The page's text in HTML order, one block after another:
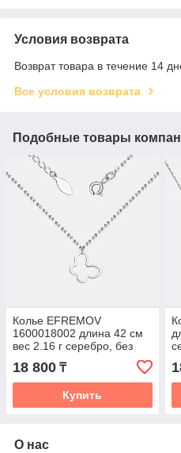
Условия возврата
Возврат товара в течение 14
Все условия возврата
Подобные товары
Колье EFREMOV
1600018002 длина 42 см
вес 2.16 г серебро, без
18 800 ₸
Купить
О нас